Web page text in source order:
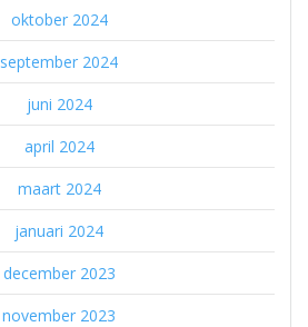
oktober 2024
september 2024
juni 2024
april 2024
maart 2024
januari 2024
december 2023
november 2023